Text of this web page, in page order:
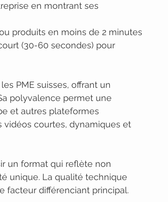
en montrant ses
produits en moins de 2 minutes
(30-60 secondes) pour
PME suisses, offrant un
polyvalence permet une
et autres plateformes
courtes, dynamiques et
un format qui reflète non
unique. La qualité technique
facteur différenciant principal.